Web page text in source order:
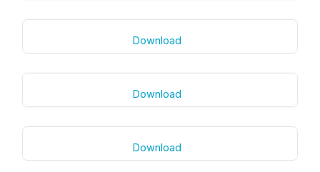
Download
Download
Download